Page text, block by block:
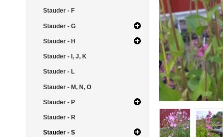
Stauder - F
Stauder - G
Stauder - H
Stauder - I, J, K
Stauder - L
Stauder - M, N, O
Stauder - P
Stauder - R
Stauder - S